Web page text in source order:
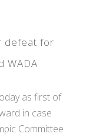
defeat for
WADA
as first of
in case
Committee